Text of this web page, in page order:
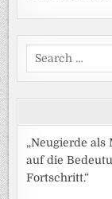
Search
for:
„Neugierde
auf die
Fortschritt.“